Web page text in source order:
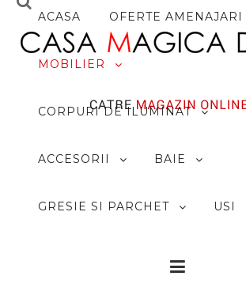
ACASA OFERTE AMENAJARI
MOBILIER
CORPURI DE ILUMINAT
ACCESORII BAIE
GRESIE SI PARCHET USI